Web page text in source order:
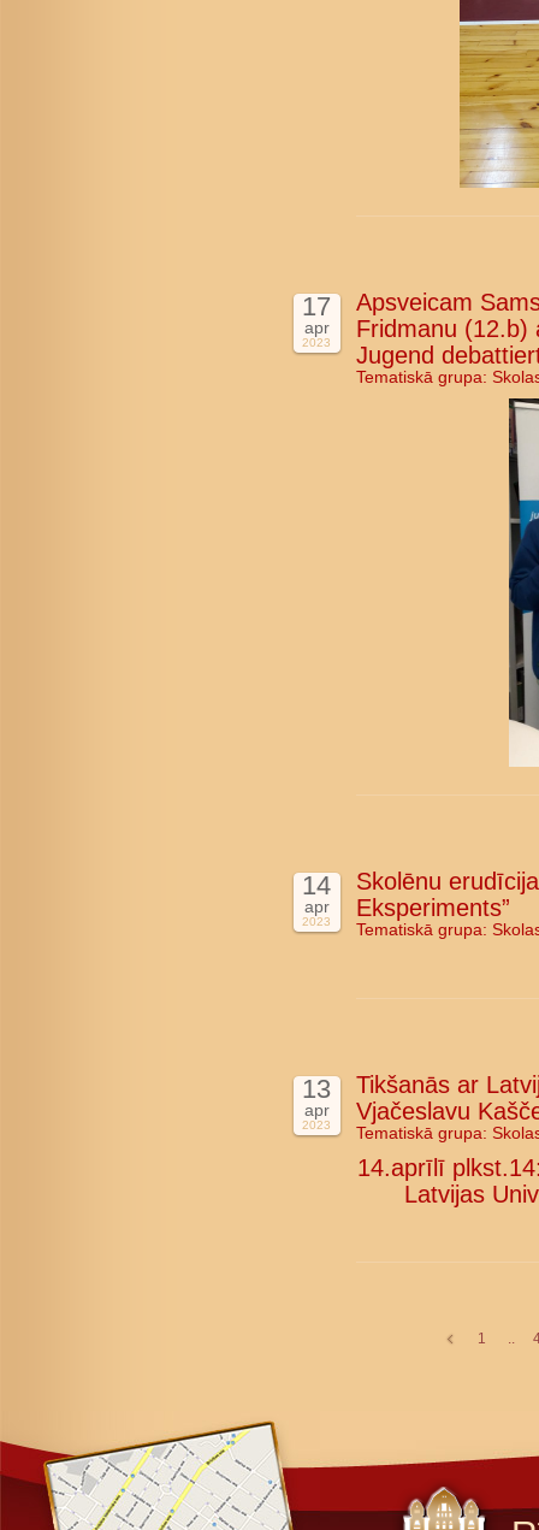
17
apr
2023
Apsveicam
Fridmanu (12.b)
Jugend
Tematiskā grupa:
14
apr
2023
Skolēnu
Eksperiments”
Tematiskā grupa:
13
apr
2023
Tikšanās ar
Vjačeslavu
Tematiskā grupa:
14.aprīlī
Latvijas
1 ..